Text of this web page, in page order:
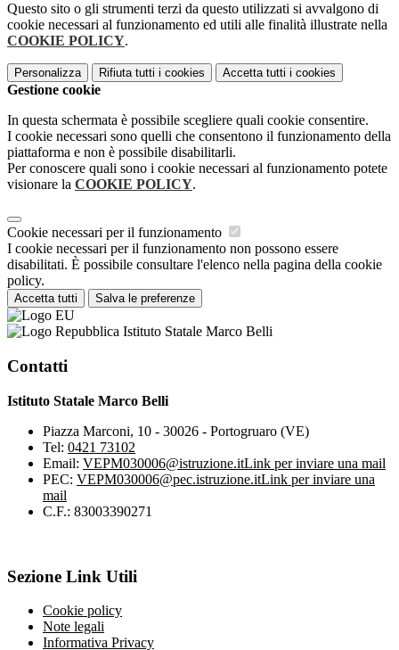
Questo sito o gli strumenti terzi da questo utilizzati si avvalgono di
cookie necessari al funzionamento ed utili alle finalità illustrate nella
COOKIE POLICY.
Personalizza Rifiuta tutti i cookies Accetta tutti i cookies
Gestione cookie
In questa schermata è possibile scegliere quali cookie consentire.
I cookie necessari sono quelli che consentono il funzionamento della
piattaforma e non è possibile disabilitarli.
Per conoscere quali sono i cookie necessari al funzionamento potete
visionare la COOKIE POLICY.
Cookie necessari per il funzionamento
I cookie necessari per il funzionamento non possono essere
disabilitati. È possibile consultare l'elenco nella pagina della cookie
policy.
Accetta tutti Salva le preferenze
Istituto Statale Marco Belli
Contatti
Istituto Statale Marco Belli
Piazza Marconi, 10 - 30026 - Portogruaro (VE)
Tel: 0421 73102
Email: VEPM030006@istruzione.itLink per inviare una mail
PEC: VEPM030006@pec.istruzione.itLink per inviare una
mail
C.F.: 83003390271
Sezione Link Utili
Cookie policy
Note legali
Informativa Privacy